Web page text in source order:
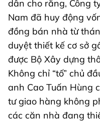
dân cho rằng, Công
Nam đã huy động
đồng bán nhà từ
duyệt thiết kế cơ sở
được Bộ Xây dựng
Không chỉ “tố” chủ
anh Cao Tuấn Hùng
tư giao hàng không
các căn nhà đang